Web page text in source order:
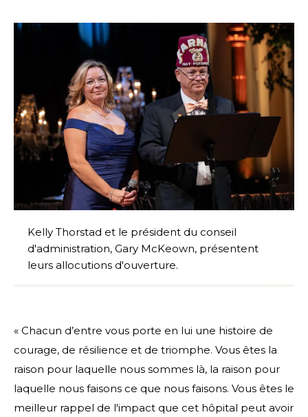
Kelly Thorstad et le président du conseil
d'administration, Gary McKeown, présentent
leurs allocutions d'ouverture.
« Chacun d’entre vous porte en lui une histoire de
courage, de résilience et de triomphe. Vous êtes la
raison pour laquelle nous sommes là, la raison pour
laquelle nous faisons ce que nous faisons. Vous êtes le
meilleur rappel de l'impact que cet hôpital peut avoir